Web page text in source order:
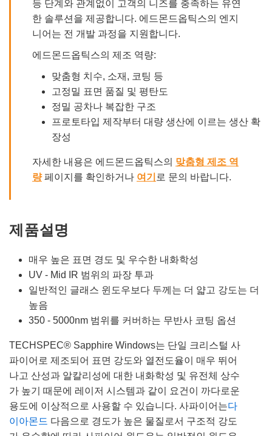
등 단계와 관계없이 고객의 니즈를 충족하는 유연
한 솔루션을 제공합니다. 에드몬드옵틱스의 엔지
니어는 전 개발 과정을 지원합니다.
에드몬드옵틱스의 제조 역량:
맞춤형 치수, 소재, 코팅 등
고정밀 표면 품질 및 평탄도
정밀 공차나 복잡한 구조
프로토타입 제작부터 대량 생산에 이르는 생산 확
장성
자세한 내용은 에드몬드옵틱스의 맞춤형 제조 역
량페이지를 확인하거나 여기 로 문의 바랍니다.
제품설명
매우 높은 표면 경도 및 우수한 내화학성
UV - Mid IR 범위의 파장 투과
일반적인 글래스 윈도우보다 두께는 더 얇고 강도는 더
높음
350 - 5000nm 범위를 커버하는 무반사 코팅 옵션
TECHSPEC® Sapphire Windows는 단일 크리스털 사
파이어로 제조되어 표면 강도와 열전도율이 매우 뛰어
나고 산성과 알칼리성에 대한 내화학성 및 유전체 상수
가 높기 때문에 레이저 시스템과 같이 요건이 까다로운
용도에 이상적으로 사용할 수 있습니다. 사파이어는다
이아몬드 다음으로 경도가 높은 물질로서 구조적 강도